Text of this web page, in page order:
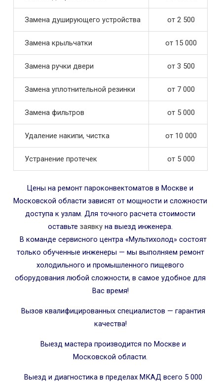
Замена душирующего устройства от 2 500
Замена крыльчатки от 15 000
Замена ручки двери от 3 500
Замена уплотнительной резинки от 7 000
Замена фильтров от 5 000
Удаление накипи, чистка от 10 000
Устранение протечек от 5 000
Цены на ремонт пароконвектоматов в Москве и
Московской области зависят от мощности и сложности
доступа к узлам. Для точного расчета стоимости
оставьтезаявку на выезд инженера.
В команде сервисного центра «Мультихолод» состоят
только обученные инженеры — мы выполняем ремонт
холодильного и промышленного пищевого
оборудования любой сложности, в самое удобное для
Вас время!
Вызов квалифицированных специалистов — гарантия
качества!
Выезд мастера производится по Москве и
Московской области.
Выезд и диагностика в пределах МКАД всего 5 000